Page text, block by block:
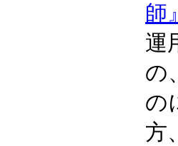
師
運
の
の
方